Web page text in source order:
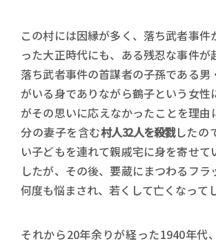
この村には因縁が多く、落ち武者事件
った大正時代にも、ある残忍な事件が
落ち武者事件の首謀者の子孫である男
がいる身でありながら鶴子という女性
がその思いに応えなかったことを理由
分の妻子を含む村人32人を殺戮したの
い子どもを連れて親戚宅に身を寄せて
したが、その後、要蔵にまつわるフラ
何度も悩まされ、若くして亡くなって
それから20年余りが経った1940年代